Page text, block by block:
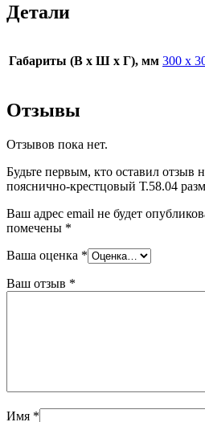
Детали
Габариты (В х Ш х Г), мм 300 х
Отзывы
Отзывов пока нет.
Будьте первым, кто оставил отзыв
пояснично-крестцовый Т.58.04
Ваш адрес email не будет
помечены *
Ваша оценка *
Ваш отзыв *
Имя *